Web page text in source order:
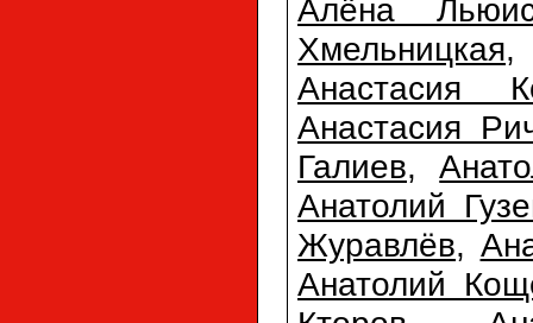
Алёна
Хмельницкая
Анастасия
Анастасия
Галиев,
Анатолий
Журавлёв,
Анатолий